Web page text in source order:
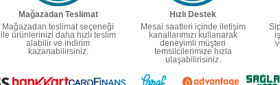
Mağazadan Teslimat
Mağazadan teslimat seçeneği
ile ürünlerinizi daha hızlı teslim
alabilir ve indirim
kazanabilirsiniz.
Hızlı Destek
Mesai saatleri içinde iletişim
kanallarımızı kullanarak
deneyimli müşteri
temsilcilerimize hızla
ulaşabilirisiniz.